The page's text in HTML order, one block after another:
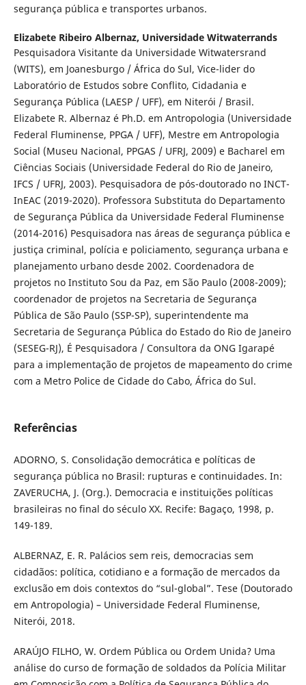
segurança pública e transportes urbanos.
Elizabete Ribeiro Albernaz, Universidade Witwaterrands
Pesquisadora Visitante da Universidade Witwatersrand
(WITS), em Joanesburgo / África do Sul, Vice-lider do
Laboratório de Estudos sobre Conflito, Cidadania e
Segurança Pública (LAESP / UFF), em Niterói / Brasil.
Elizabete R. Albernaz é Ph.D. em Antropologia (Universidade
Federal Fluminense, PPGA / UFF), Mestre em Antropologia
Social (Museu Nacional, PPGAS / UFRJ, 2009) e Bacharel em
Ciências Sociais (Universidade Federal do Rio de Janeiro,
IFCS / UFRJ, 2003). Pesquisadora de pós-doutorado no INCT-
InEAC (2019-2020). Professora Substituta do Departamento
de Segurança Pública da Universidade Federal Fluminense
(2014-2016) Pesquisadora nas áreas de segurança pública e
justiça criminal, polícia e policiamento, segurança urbana e
planejamento urbano desde 2002. Coordenadora de
projetos no Instituto Sou da Paz, em São Paulo (2008-2009);
coordenador de projetos na Secretaria de Segurança
Pública de São Paulo (SSP-SP), superintendente ma
Secretaria de Segurança Pública do Estado do Rio de Janeiro
(SESEG-RJ), É Pesquisadora / Consultora da ONG Igarapé
para a implementação de projetos de mapeamento do crime
com a Metro Police de Cidade do Cabo, África do Sul.
Referências
ADORNO, S. Consolidação democrática e políticas de
segurança pública no Brasil: rupturas e continuidades. In:
ZAVERUCHA, J. (Org.). Democracia e instituições políticas
brasileiras no final do século XX. Recife: Bagaço, 1998, p.
149-189.
ALBERNAZ, E. R. Palácios sem reis, democracias sem
cidadãos: política, cotidiano e a formação de mercados da
exclusão em dois contextos do “sul-global”. Tese (Doutorado
em Antropologia) – Universidade Federal Fluminense,
Niterói, 2018.
ARAÚJO FILHO, W. Ordem Pública ou Ordem Unida? Uma
análise do curso de formação de soldados da Polícia Militar